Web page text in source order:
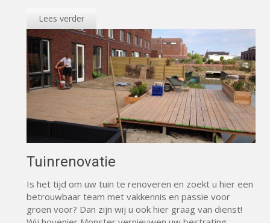
Lees verder
Tuinrenovatie
Is het tijd om uw tuin te renoveren en zoekt u hier een
betrouwbaar team met vakkennis en passie voor
groen voor? Dan zijn wij u ook hier graag van dienst!